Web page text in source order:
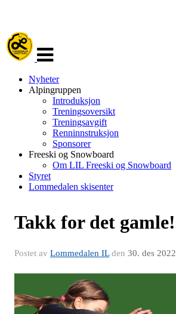
navigasjon
Nyheter
Alpingruppen
Introduksjon
Treningsoversikt
Treningsavgift
Renninnstruksjon
Sponsorer
Freeski og Snowboard
Om LIL Freeski og Snowboard
Styret
Lommedalen skisenter
Takk for det gamle!
Postet av Lommedalen ILden 30. des 2022